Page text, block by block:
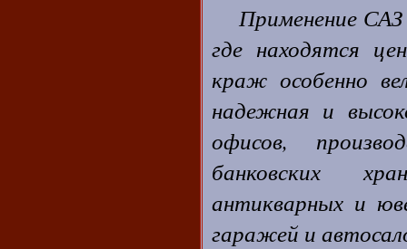
Применение
где находятся
краж особенно
надежная и
офисов,
банковских
антикварных и
гаражей и